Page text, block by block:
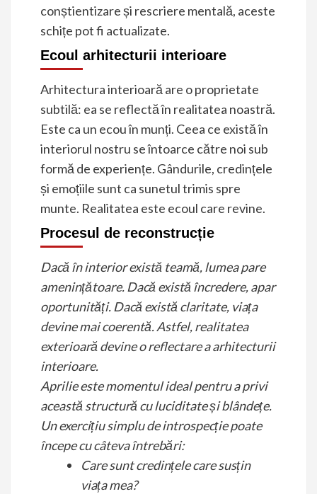
conștientizare și rescriere mentală, aceste
schițe pot fi actualizate.
Ecoul arhitecturii interioare
Arhitectura interioară are o proprietate
subtilă: ea se reflectă în realitatea noastră.
Este ca un ecou în munți. Ceea ce există în
interiorul nostru se întoarce către noi sub
formă de experiențe. Gândurile, credințele
și emoțiile sunt ca sunetul trimis spre
munte. Realitatea este ecoul care revine.
Procesul de reconstrucție
Dacă în interior există teamă, lumea pare
amenințătoare. Dacă există încredere, apar
oportunități. Dacă există claritate, viața
devine mai coerentă. Astfel, realitatea
exterioară devine o reflectare a arhitecturii
interioare.
Aprilie este momentul ideal pentru a privi
această structură cu luciditate și blândețe.
Un exercițiu simplu de introspecție poate
începe cu câteva întrebări:
Care sunt credințele care susțin
viața mea?